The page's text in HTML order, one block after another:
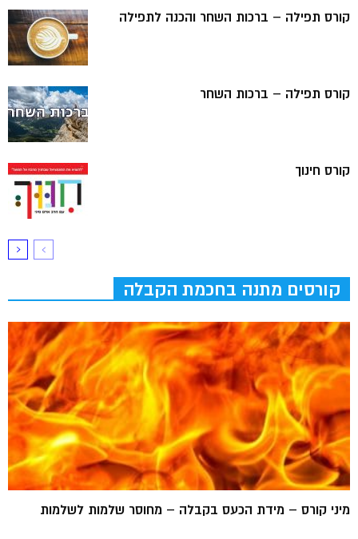
קורס תפילה – ברכות השחר והכנה לתפילה
קורס תפילה – ברכות השחר
קורס חינוך
קורסים מתנה בחכמת הקבלה
מיני קורס – מידת הכעס בקבלה – מחוסר שלמות לשלמות